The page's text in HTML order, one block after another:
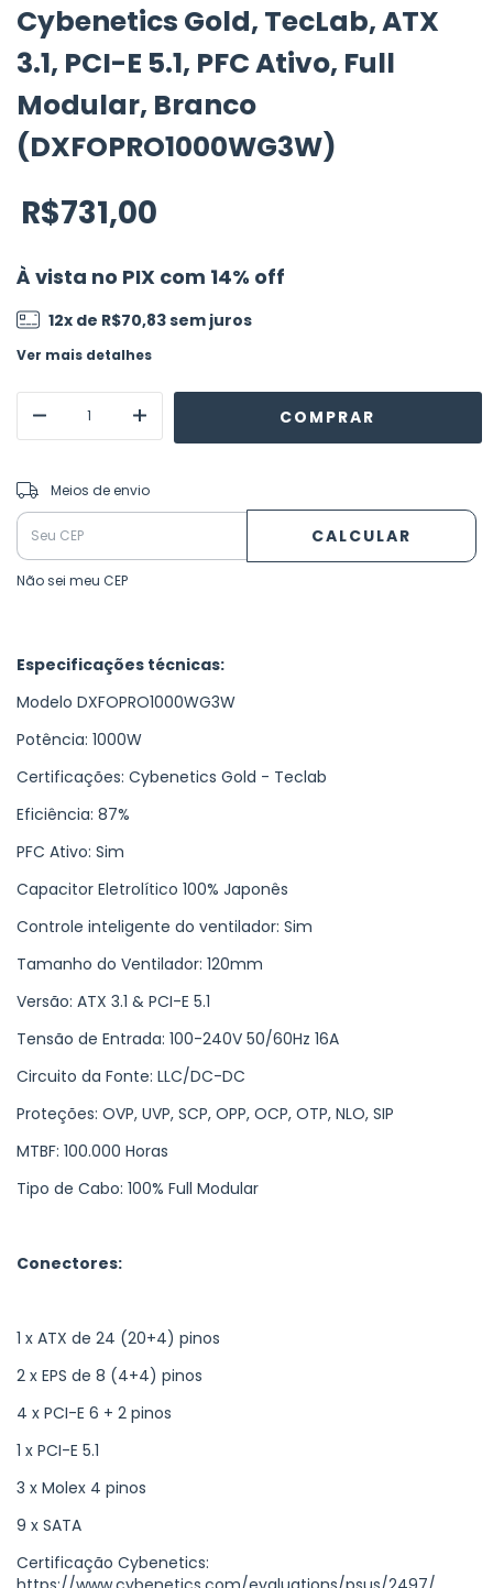
Cybenetics Gold, TecLab, ATX
3.1, PCI-E 5.1, PFC Ativo, Full
Modular, Branco
(DXFOPRO1000WG3W)
R$731,00
À vista no PIX com 14% off
12x de R$70,83sem juros
Ver mais detalhes
Entregas para o CEP:
Meios de envio
CALCULAR
Não sei meu CEP
Especificações técnicas:
Modelo DXFOPRO1000WG3W
Potência: 1000W
Certificações: Cybenetics Gold - Teclab
Eficiência: 87%
PFC Ativo: Sim
Capacitor Eletrolítico 100% Japonês
Controle inteligente do ventilador: Sim
Tamanho do Ventilador: 120mm
Versão: ATX 3.1 & PCI-E 5.1
Tensão de Entrada: 100-240V 50/60Hz 16A
Circuito da Fonte: LLC/DC-DC
Proteções: OVP, UVP, SCP, OPP, OCP, OTP, NLO, SIP
MTBF: 100.000 Horas
Tipo de Cabo: 100% Full Modular
Conectores:
1 x ATX de 24 (20+4) pinos
2 x EPS de 8 (4+4) pinos
4 x PCI-E 6 + 2 pinos
1 x PCI-E 5.1
3 x Molex 4 pinos
9 x SATA
Certificação Cybenetics: